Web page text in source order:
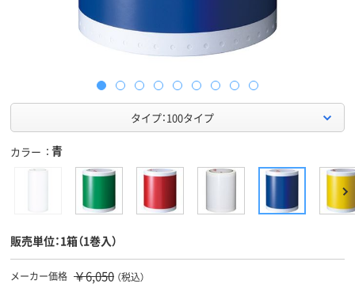
タイプ：100タイプ
カラー 青
販売単位：1箱（1巻入）
メーカー価格 ￥6,050 （税込）